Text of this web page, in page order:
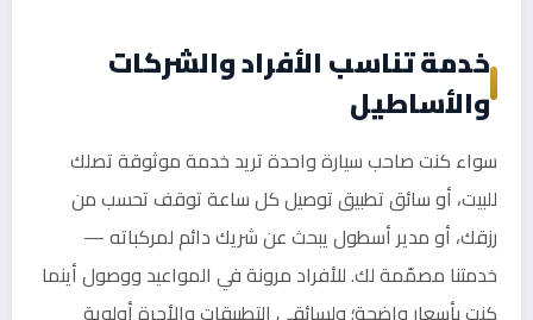
خدمة تناسب الأفراد والشركات
والأساطيل
سواء كنت صاحب سيارة واحدة تريد خدمة موثوقة تصلك
للبيت، أو سائق تطبيق توصيل كل ساعة توقف تحسب من
رزقك، أو مدير أسطول يبحث عن شريك دائم لمركباته —
خدمتنا مصمّمة لك. للأفراد مرونة في المواعيد ووصول أينما
كنت بأسعار واضحة؛ ولسائقي التطبيقات والأجرة أولوية